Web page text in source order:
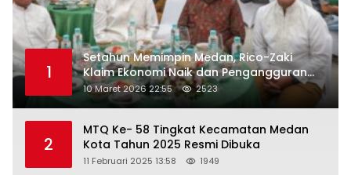
1
Setahun Memimpin Medan, Rico-Zaki
Klaim Ekonomi Naik dan Pengangguran
Turun
10 Maret 2026 22:55 2523
2
MTQ Ke- 58 Tingkat Kecamatan Medan
Kota Tahun 2025 Resmi Dibuka
11 Februari 2025 13:58 1949